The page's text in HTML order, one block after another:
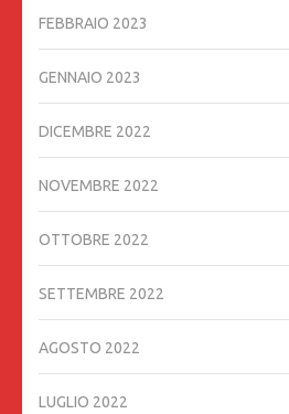
FEBBRAIO 2023
GENNAIO 2023
DICEMBRE 2022
NOVEMBRE 2022
OTTOBRE 2022
SETTEMBRE 2022
AGOSTO 2022
LUGLIO 2022